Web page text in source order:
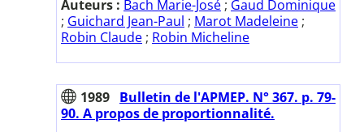
Auteurs : Bach Marie-José ; Gaud Dominique
; Guichard Jean-Paul ; Marot Madeleine ;
Robin Claude ; Robin Micheline
1989 Bulletin de l'APMEP. N° 367. p. 79-
90. A propos de proportionnalité.